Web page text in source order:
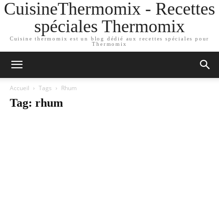
CuisineThermomix - Recettes
spéciales Thermomix
Cuisine thermomix est un blog dédié aux recettes spéciales pour
Thermomix
Accueil Tags Rhum
Tag: rhum